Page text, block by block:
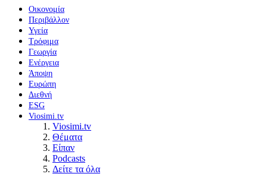
Οικονομία
Περιβάλλον
Υγεία
Τρόφιμα
Γεωργία
Ενέργεια
Άποψη
Ευρώπη
Διεθνή
ESG
Viosimi.tv
Viosimi.tv
Θέματα
Είπαν
Podcasts
Δείτε τα όλα